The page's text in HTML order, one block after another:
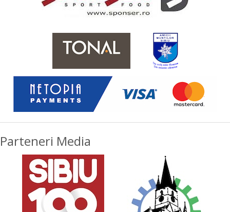
Parteneri Media